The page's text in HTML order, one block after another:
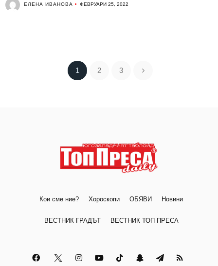
ЕЛЕНА ИВАНОВА ФЕВРУАРИ 25, 2022
1 2 3
Кои сме ние? Хороскопи ОБЯВИ Новини
ВЕСТНИК ГРАДЪТ ВЕСТНИК ТОП ПРЕСА